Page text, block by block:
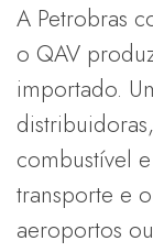
A Petrobras
o QAV
importado.
combustível
transporte e
aeroportos